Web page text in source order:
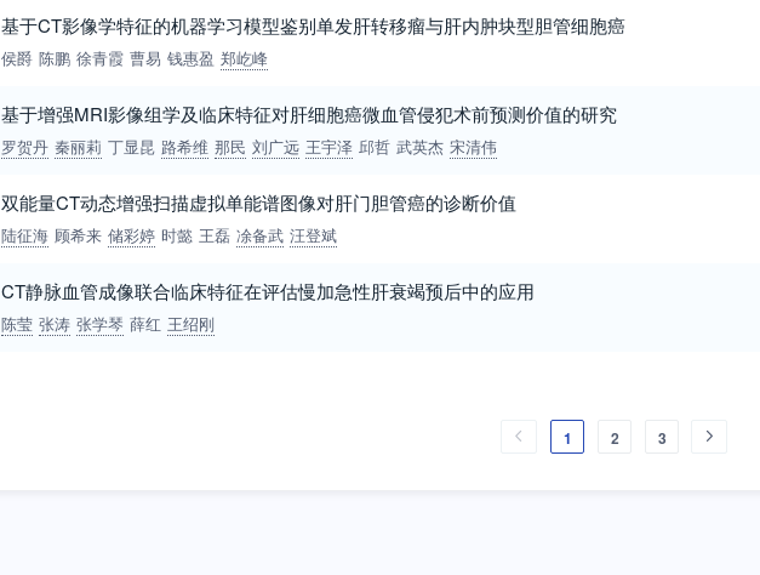
基于CT影像学特征的机器学习模型鉴别单发肝转移瘤与肝内肿块型胆管细胞癌
侯爵 陈鹏 徐青霞 曹易 钱惠盈 郑屹峰
基于增强MRI影像组学及临床特征对肝细胞癌微血管侵犯术前预测价值的研究
罗贺丹 秦丽莉 丁显昆 路希维 那民 刘广远 王宇泽 邱哲 武英杰 宋清伟
双能量CT动态增强扫描虚拟单能谱图像对肝门胆管癌的诊断价值
陆征海 顾希来 储彩婷 时懿 王磊 凃备武 汪登斌
CT静脉血管成像联合临床特征在评估慢加急性肝衰竭预后中的应用
陈莹 张涛 张学琴 薛红 王绍刚
1 2 3